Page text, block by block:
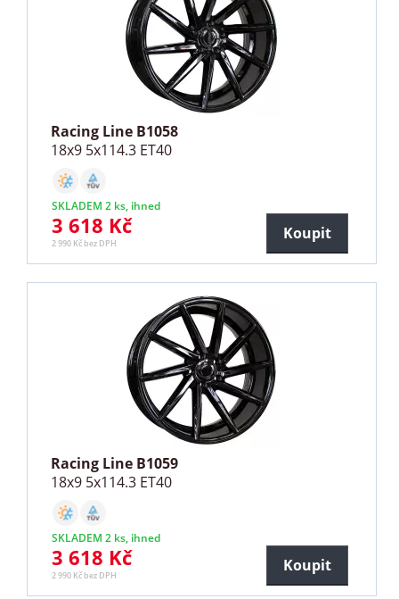
Racing Line B1058
18x9 5x114.3 ET40
SKLADEM 2 ks, ihned
3 618 Kč
2 990 Kč bez DPH
Koupit
Racing Line B1059
18x9 5x114.3 ET40
SKLADEM 2 ks, ihned
3 618 Kč
2 990 Kč bez DPH
Koupit